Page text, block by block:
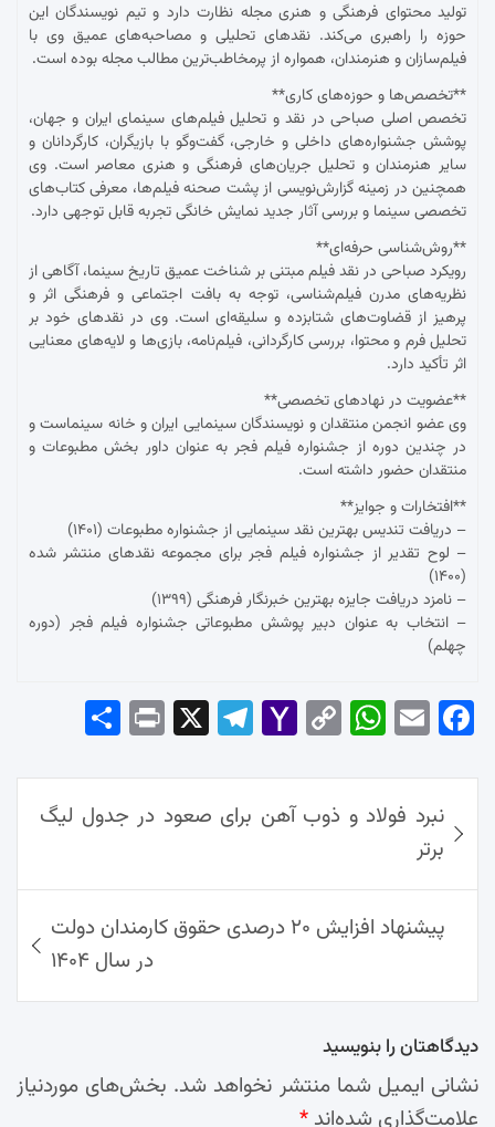
تولید محتوای فرهنگی و هنری مجله نظارت دارد و تیم نویسندگان این
حوزه را راهبری می‌کند. نقدهای تحلیلی و مصاحبه‌های عمیق وی با
فیلم‌سازان و هنرمندان، همواره از پرمخاطب‌ترین مطالب مجله بوده است.
**تخصص‌ها و حوزه‌های کاری**
تخصص اصلی صباحی در نقد و تحلیل فیلم‌های سینمای ایران و جهان،
پوشش جشنواره‌های داخلی و خارجی، گفت‌وگو با بازیگران، کارگردانان و
سایر هنرمندان و تحلیل جریان‌های فرهنگی و هنری معاصر است. وی
همچنین در زمینه گزارش‌نویسی از پشت صحنه فیلم‌ها، معرفی کتاب‌های
تخصصی سینما و بررسی آثار جدید نمایش خانگی تجربه قابل توجهی دارد.
**روش‌شناسی حرفه‌ای**
رویکرد صباحی در نقد فیلم مبتنی بر شناخت عمیق تاریخ سینما، آگاهی از
نظریه‌های مدرن فیلم‌شناسی، توجه به بافت اجتماعی و فرهنگی اثر و
پرهیز از قضاوت‌های شتابزده و سلیقه‌ای است. وی در نقدهای خود بر
تحلیل فرم و محتوا، بررسی کارگردانی، فیلم‌نامه، بازی‌ها و لایه‌های معنایی
اثر تأکید دارد.
**عضویت در نهادهای تخصصی**
وی عضو انجمن منتقدان و نویسندگان سینمایی ایران و خانه سینماست و
در چندین دوره از جشنواره فیلم فجر به عنوان داور بخش مطبوعات و
منتقدان حضور داشته است.
**افتخارات و جوایز**
– دریافت تندیس بهترین نقد سینمایی از جشنواره مطبوعات (۱۴۰۱)
– لوح تقدیر از جشنواره فیلم فجر برای مجموعه نقدهای منتشر شده
(۱۴۰۰)
– نامزد دریافت جایزه بهترین خبرنگار فرهنگی (۱۳۹۹)
– انتخاب به عنوان دبیر پوشش مطبوعاتی جشنواره فیلم فجر (دوره
چهلم)
Fac
ok
Em
Wh
Ap
p
Co
Lin
k
Yah
Mai
Tel
am
Pri
نوشته‌ها
نبرد فولاد و ذوب آهن برای صعود در جدول لیگ
برتر
پیشنهاد افزایش ۲۰ درصدی حقوق کارمندان دولت
در سال ۱۴۰۴
دیدگاهتان را بنویسید
نشانی ایمیل شما منتشر نخواهد شد. بخش‌های موردنیاز
علامت‌گذاری شده‌اند *